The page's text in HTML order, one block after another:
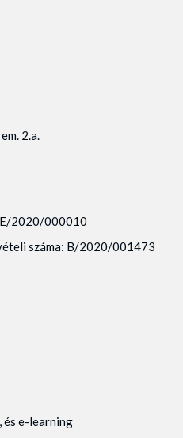
2.a.
E/2020/000010
száma: B/2020/001473
és e-learning